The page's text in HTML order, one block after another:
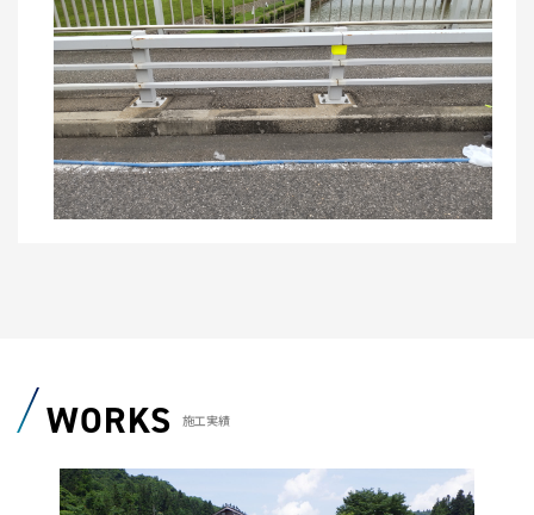
WORKS 施工実績